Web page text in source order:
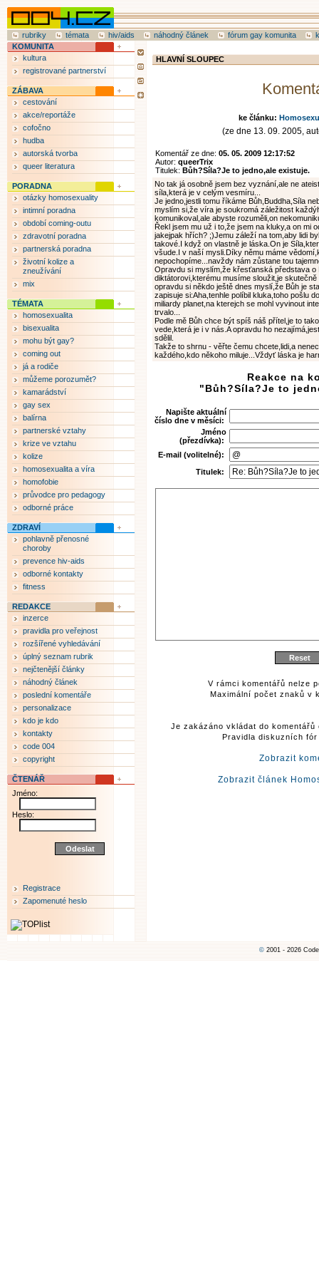
rubriky témata hiv/aids náhodný článek fórum gay komunita
HLAVNÍ SLOUPEC
ke článku:
(ze dne 13. 09. 2005,
Komentář ze dne: 05. 05. 2009 12:17:52
Autor: queerTrix
Titulek: Bůh?Síla?Je to jedno,ale existuje.
No tak já osobně jsem bez vyznání,ale ne
síla,která je v celým vesmíru...
Je jedno,jestli tomu říkáme Bůh,Buddha,Síla
myslím si,že víra je soukromá záležitost
komunikoval,ale abyste rozuměli,on
Řekl jsem mu už i to,že jsem na kluky,a on mi
jakejpak hřích? ;)Jemu záleží na tom,aby lidi
takové.I když on vlastně je láska.On je
všude.I v naší mysli.Díky němu máme
nepochopíme...navždy nám zůstane tou
Opravdu si myslím,že křesťanská představa o
diktátorovi,kterému musíme sloužit,je
opravdu si někdo ještě dnes myslí,že Bůh je
zapisuje si:Aha,tenhle políbil kluka,toho pošlu
miliardy planet,na kterejch se mohl vyvinout
trvalo...
Podle mě Bůh chce být spíš náš přítel,je to
vede,která je i v nás.A opravdu ho
sdělil.
Takže to shrnu - věřte čemu chcete,lidi,a
každého,kdo někoho miluje...Vždyť láska je
Reakce na
"Bůh?Síla?Je to
Napište aktuální
číslo dne v měsíci:
Jméno
(přezdívka):
E-mail (volitelné):
Titulek:
V rámci komentářů nelze
Maximální počet znaků v
Je zakázáno vkládat do
Pravidla diskuzních
Zobrazit
Zobrazit článek
KOMUNITA
kultura
registrované partnerství
ZÁBAVA
cestování
akce/reportáže
cofočno
hudba
autorská tvorba
queer literatura
PORADNA
otázky homosexuality
intimní poradna
období coming-outu
zdravotní poradna
partnerská poradna
životní kolize a
zneužívání
mix
TÉMATA
homosexualita
bisexualita
mohu být gay?
coming out
já a rodiče
můžeme porozumět?
kamarádství
gay sex
balírna
partnerské vztahy
krize ve vztahu
kolize
homosexualita a víra
homofobie
průvodce pro pedagogy
odborné práce
ZDRAVÍ
pohlavně přenosné
choroby
prevence hiv-aids
odborné kontakty
fitness
REDAKCE
inzerce
pravidla pro veřejnost
rozšířené vyhledávání
úplný seznam rubrik
nejčtenější články
náhodný článek
poslední komentáře
personalizace
kdo je kdo
kontakty
code 004
copyright
ČTENÁŘ
Jméno:
Heslo:
Registrace
Zapomenuté heslo
© 2001 - 2026